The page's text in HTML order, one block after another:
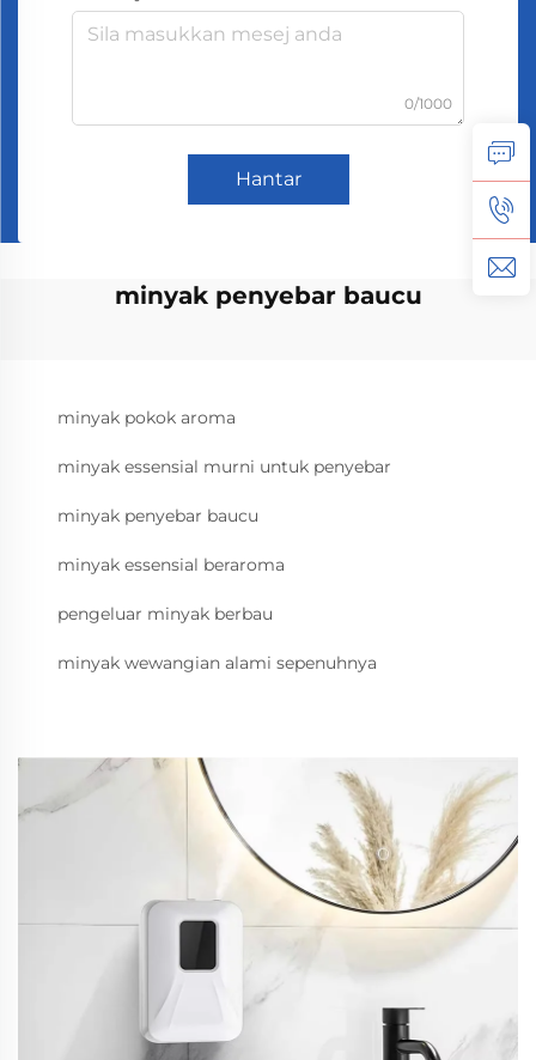
0/1000
Hantar
minyak penyebar baucu
minyak pokok aroma
minyak essensial murni untuk penyebar
minyak penyebar baucu
minyak essensial beraroma
pengeluar minyak berbau
minyak wewangian alami sepenuhnya